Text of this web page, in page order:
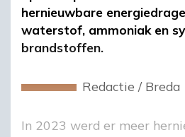
hernieuwbare
waterstof, ammoniak en
brandstoffen.
Redactie / Breda
In 2023 werd er meer